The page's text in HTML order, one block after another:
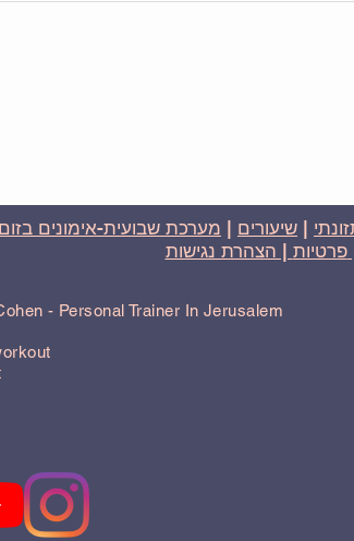
שיעורים מערכת שבועית-אימונים בזום
פרטיות | הצהרת נגישות
- Personal Trainer In Jerusalem